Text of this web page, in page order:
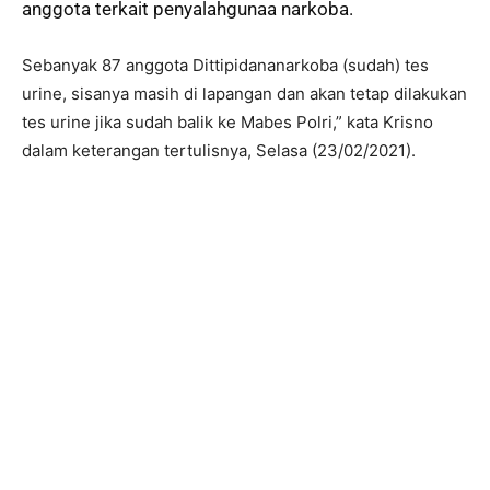
anggota terkait penyalahgunaa narkoba.
Sebanyak 87 anggota Dittipidananarkoba (sudah) tes
urine, sisanya masih di lapangan dan akan tetap dilakukan
tes urine jika sudah balik ke Mabes Polri,” kata Krisno
dalam keterangan tertulisnya, Selasa (23/02/2021).